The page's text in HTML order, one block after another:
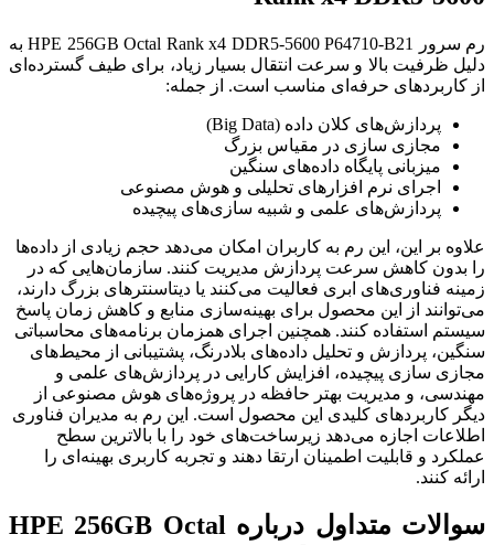
رم سرور HPE 256GB Octal Rank x4 DDR5-5600 P64710-B21 به
دلیل ظرفیت بالا و سرعت انتقال بسیار زیاد، برای طیف گسترده‌ای
از کاربردهای حرفه‌ای مناسب است. از جمله:
پردازش‌های کلان داده (Big Data)
مجازی سازی در مقیاس بزرگ
میزبانی پایگاه داده‌های سنگین
اجرای نرم افزارهای تحلیلی و هوش مصنوعی
پردازش‌های علمی و شبیه سازی‌های پیچیده
علاوه بر این، این رم به کاربران امکان می‌دهد حجم زیادی از داده‌ها
را بدون کاهش سرعت پردازش مدیریت کنند. سازمان‌هایی که در
زمینه فناوری‌های ابری فعالیت می‌کنند یا دیتاسنترهای بزرگ دارند،
می‌توانند از این محصول برای بهینه‌سازی منابع و کاهش زمان پاسخ
سیستم استفاده کنند. همچنین اجرای همزمان برنامه‌های محاسباتی
سنگین، پردازش و تحلیل داده‌های بلادرنگ، پشتیبانی از محیط‌های
مجازی سازی پیچیده، افزایش کارایی در پردازش‌های علمی و
مهندسی، و مدیریت بهتر حافظه در پروژه‌های هوش مصنوعی از
دیگر کاربردهای کلیدی این محصول است. این رم به مدیران فناوری
اطلاعات اجازه می‌دهد زیرساخت‌های خود را با بالاترین سطح
عملکرد و قابلیت اطمینان ارتقا دهند و تجربه کاربری بهینه‌ای را
ارائه کنند.
سوالات متداول درباره HPE 256GB Octal